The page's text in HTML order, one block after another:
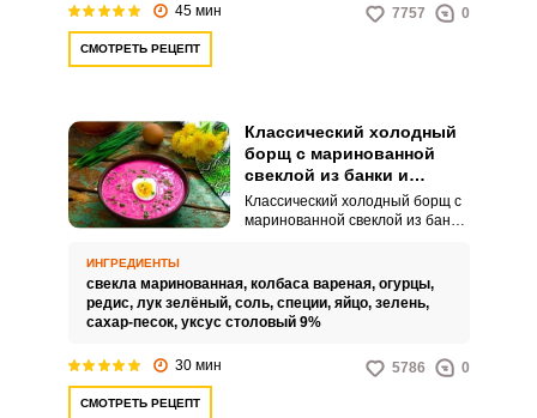
45 мин 7757 0
СМОТРЕТЬ РЕЦЕПТ
Классический холодный
борщ с маринованной
свеклой из банки и
колбасой
Классический холодный борщ с
маринованной свеклой из банки
семейного обеда. Подается
такой суп холодным, можно
дополнить его хлебом, сметаной
ИНГРЕДИЕНТЫ
свекла маринованная, колбаса вареная, огурцы,
редис, лук зелёный, соль, специи, яйцо, зелень,
сахар-песок, уксус столовый 9%
30 мин 5786 0
СМОТРЕТЬ РЕЦЕПТ